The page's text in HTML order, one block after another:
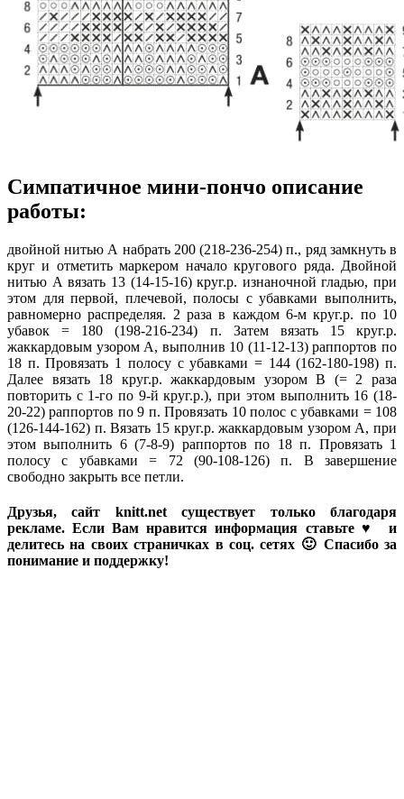
Симпатичное мини-пончо описание
работы:
двойной нитью А набрать 200 (218-236-254) п., ряд замкнуть в
круг и отметить маркером начало кругового ряда. Двойной
нитью А вязать 13 (14-15-16) круг.р. изнаночной гладью, при
этом для первой, плечевой, полосы с убавками выполнить,
равномерно распределяя. 2 раза в каждом 6-м круг.р. по 10
убавок = 180 (198-216-234) п. Затем вязать 15 круг.р.
жаккардовым узором А, выполнив 10 (11-12-13) раппортов по
18 п. Провязать 1 полосу с убавками = 144 (162-180-198) п.
Далее вязать 18 круг.р. жаккардовым узором В (= 2 раза
повторить с 1-го по 9-й круг.р.), при этом выполнить 16 (18-
20-22) раппортов по 9 п. Провязать 10 полос с убавками = 108
(126-144-162) п. Вязать 15 круг.р. жаккардовым узором А, при
этом выполнить 6 (7-8-9) раппортов по 18 п. Провязать 1
полосу с убавками = 72 (90-108-126) п. В завершение
свободно закрыть все петли.
Друзья, сайт knitt.net существует только благодаря
рекламе. Если Вам нравится информация ставьте ♥ и
делитесь на своих страничках в соц. сетях 🙂 Спасибо за
понимание и поддержку!